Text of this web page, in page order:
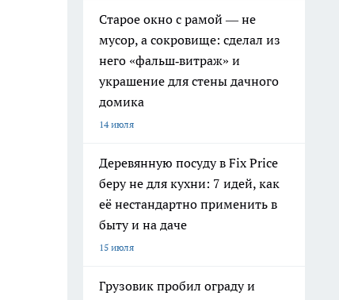
Старое окно с рамой — не
мусор, а сокровище: сделал из
него «фальш‑витраж» и
украшение для стены дачного
домика
14 июля
Деревянную посуду в Fix Price
беру не для кухни: 7 идей, как
её нестандартно применить в
быту и на даче
15 июля
Грузовик пробил ограду и